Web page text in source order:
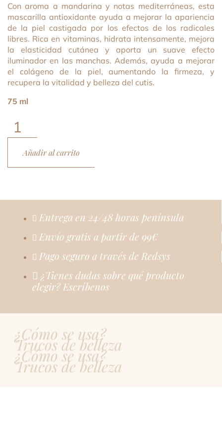
Con aroma a mandarina y notas mediterráneas, esta
mascarilla antioxidante ayuda a mejorar la apariencia
de la piel castigada por los efectos de los radicales
libres. Rica en vitaminas, hidrata intensamente, mejora
la elasticidad cutánea y aporta un suave efecto
iluminador en las manchas. Además, ayuda a mejorar
el colágeno de la piel, aumentando la firmeza, y
recupera la vitalidad y belleza del cutis.
75 ml
C+C
Vitamin
Mask
cantidad
Añadir al carrito
Entrega en 24/48 horas península
Envío gratis a partir de 99€
Pago seguro a través de Redsys
¿Tienes dudas sobre qué producto
elegir? Escríbenos
¿Cómo se usa?
Trucos de belleza
¿Cómo se usa?
Trucos de belleza